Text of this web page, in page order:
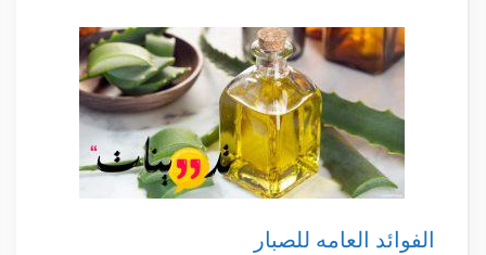
الفوائد العامه للصبار